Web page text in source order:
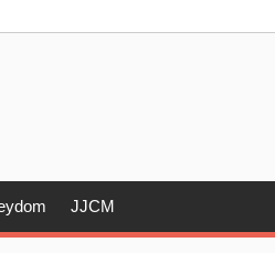
JJCM